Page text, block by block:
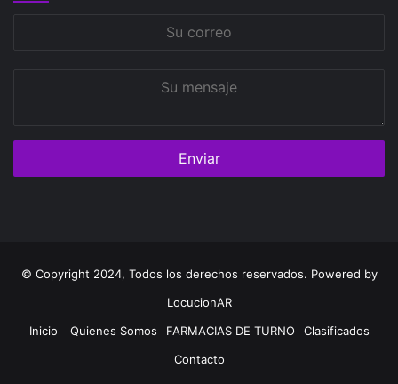
© Copyright 2024, Todos los derechos reservados. Powered by
LocucionAR
Inicio
Quienes Somos FARMACIAS DE TURNO
Clasificados
Contacto